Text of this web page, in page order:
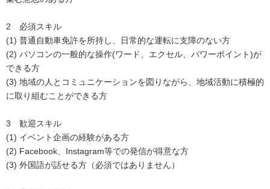
2 必須スキル
(1) 普通自動車免許を所持し、日常的な運転に支障のない方
(2) パソコンの一般的な操作(ワード、エクセル、パワーポイント)が
できる方
(3) 地域の人とコミュニケーションを図りながら、地域活動に積極的
に取り組むことができる方
3 歓迎スキル
(1) イベント企画の経験がある方
(2) Facebook、Instagram等での発信が得意な方
(3) 外国語が話せる方（必須ではありません）